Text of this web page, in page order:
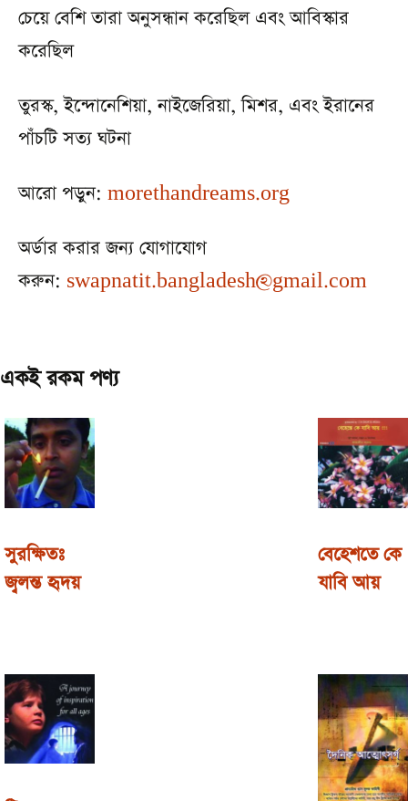
চেয়ে বেশি তারা অনুসন্ধান করেছিল এবং আবিস্কার
করেছিল
তুরস্ক, ইন্দোনেশিয়া, নাইজেরিয়া, মিশর, এবং ইরানের
পাঁচটি সত্য ঘটনা
আরো পড়ুন: morethandreams.org
অর্ডার করার জন্য যোগাযোগ
করুন: swapnatit.bangladesh@gmail.com
একই রকম পণ্য
সুরক্ষিতঃ
জ্বলন্ত হৃদয়
বেহেশতে কে
যাবি আয়